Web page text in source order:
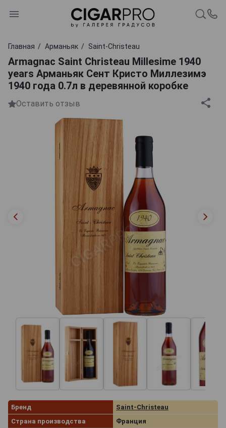
Главная Арманьяк Saint-Christeau
Armagnac Saint Christeau Millesime 1940
years Арманьяк Сент Кристо Миллезимэ
1940 года 0.7л в деревянной коробке
Оставить отзыв
Бренд
Saint-Christeau
Страна производства
Франция